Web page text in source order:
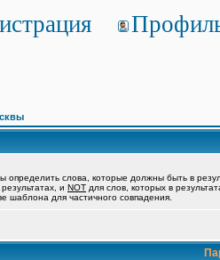
определить слова, которые должны быть в
и NOT для слов, которых в
шаблона для частичного совпадения.